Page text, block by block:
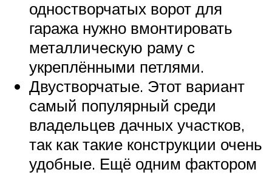
одностворчатых ворот для
гаража нужно вмонтировать
металлическую раму с
укреплёнными петлями.
Двустворчатые. Этот вариант
самый популярный среди
владельцев дачных участков,
так как такие конструкции очень
удобные. Ещё одним фактором